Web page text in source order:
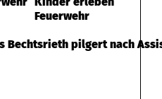
Feuerwehr